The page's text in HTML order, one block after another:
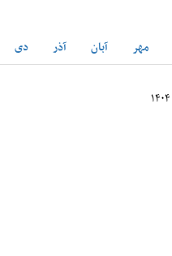
مهر آبان آذر دی